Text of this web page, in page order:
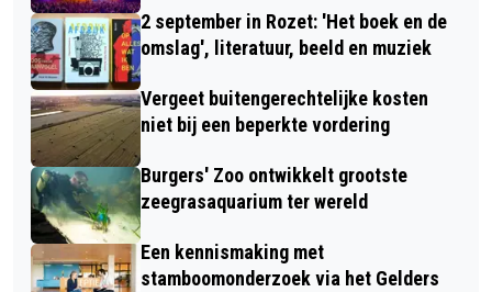
2 september in Rozet: 'Het boek en de
omslag', literatuur, beeld en muziek
Vergeet buitengerechtelijke kosten
niet bij een beperkte vordering
Burgers' Zoo ontwikkelt grootste
zeegrasaquarium ter wereld
Een kennismaking met
stamboomonderzoek via het Gelders